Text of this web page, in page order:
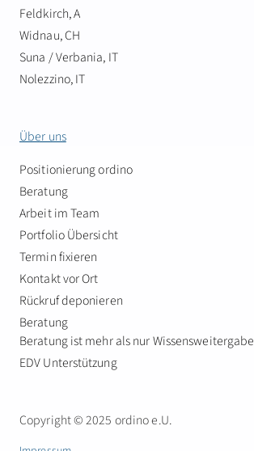
Feldkirch, A
Widnau, CH
Suna / Verbania, IT
Nolezzino, IT
Über uns
Positionierung ordino
Beratung
Arbeit im Team
Portfolio Übersicht
Termin fixieren
Kontakt vor Ort
Rückruf deponieren
Beratung
Beratung ist mehr als nur Wissensweitergabe
EDV Unterstützung
Copyright © 2025 ordino e.U.